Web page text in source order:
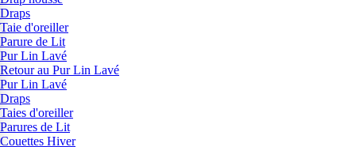
Draps
Taie d'oreiller
Parure de Lit
Pur Lin Lavé
Retour au Pur Lin Lavé
Pur Lin Lavé
Draps
Taies d'oreiller
Parures de Lit
Couettes Hiver